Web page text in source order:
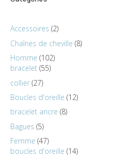
Accessoires 2
Chaînes de cheville 8
Homme 102
bracelet 55
collier 27
Boucles d'oreille 12
bracelet ancre 8
Bagues 5
Femme 47
boucles d'oreille 14